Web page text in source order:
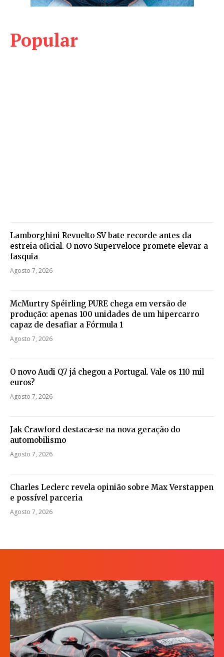
Popular
Lamborghini Revuelto SV bate recorde antes da
estreia oficial. O novo Superveloce promete elevar a
fasquia
Agosto 7, 2026
McMurtry Spéirling PURE chega em versão de
produção: apenas 100 unidades de um hipercarro
capaz de desafiar a Fórmula 1
Agosto 7, 2026
O novo Audi Q7 já chegou a Portugal. Vale os 110 mil
euros?
Agosto 7, 2026
Jak Crawford destaca-se na nova geração do
automobilismo
Agosto 7, 2026
Charles Leclerc revela opinião sobre Max Verstappen
e possível parceria
Agosto 7, 2026